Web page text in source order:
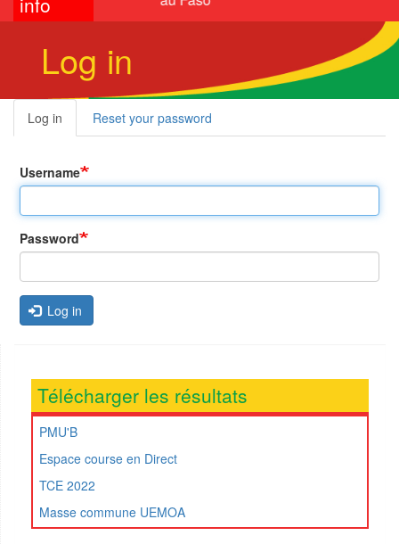
Log in
Primary
tabs
Log in (active
tab)
Reset your password
Username
Password
Log in
Télécharger les résultats
PMU'B
Espace course en Direct
TCE 2022
Masse commune UEMOA